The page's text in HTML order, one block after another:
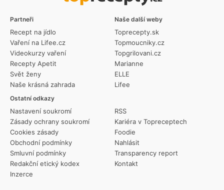
Partneři
Recept na jídlo
Vaření na Lifee.cz
Videokurzy vaření
Recepty Apetit
Svět ženy
Naše krásná zahrada
Ostatní odkazy
Nastavení soukromí
Zásady ochrany soukromí
Cookies zásady
Obchodní podmínky
Smluvní podmínky
Redakční etický kodex
Inzerce
RSS
Kariéra v Topreceptech
Foodie
Nahlásit
Transparency report
Kontakt
Naše další weby
Toprecepty.sk
Topmoucniky.cz
Topgrilovani.cz
Marianne
ELLE
Lifee